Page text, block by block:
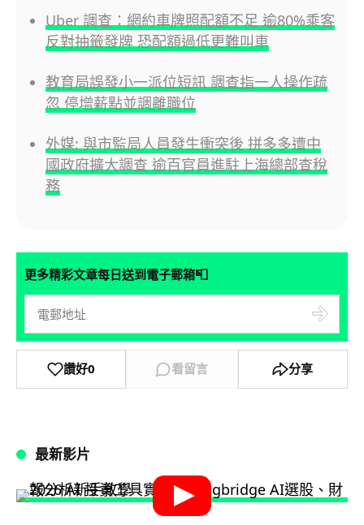
Uber 調查：網約車牌照配額不足 逾80%乘客
反對抽籤發牌 恐配額過低更難叫車
教育局誤發小一派位短訊 調查指一人操作疏
忽 停增薪點並調離職位
外媒: 與市監局人員發生衝突後 拼多多遭中
國政府擴大調查 逾百官員進駐上海總部查稅
務
更多精彩文章每日送到電子郵箱📮
讚好0 看留言 分享
最新影片